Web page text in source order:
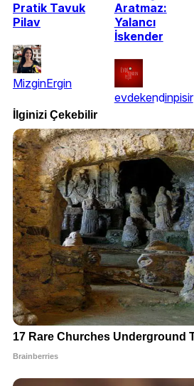
Pratik Tavuk
Pilav
MizginErgin
Aratmaz:
Yalancı
İskender
evdekendinpisir